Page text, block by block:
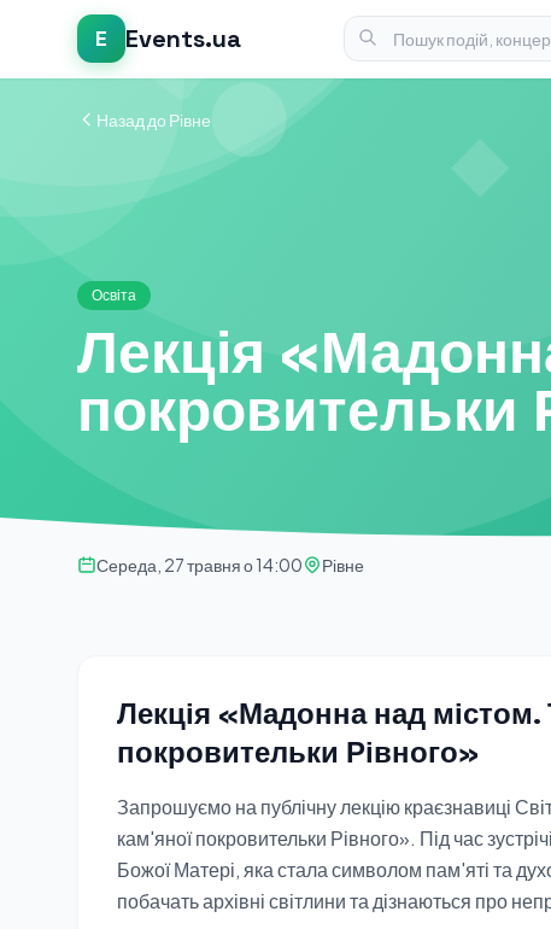
E Events.ua
Назад до Рівне
Освіта
Лекція
покровительки
Середа, 27 травня о 14:00 Рівне
Лекція «Мадонна над містом.
покровительки Рівного»
Запрошуємо на публічну лекцію краєзнавиці
кам'яної покровительки Рівного». Під час
Божої Матері, яка стала символом пам'яті та
побачать архівні світлини та дізнаються про